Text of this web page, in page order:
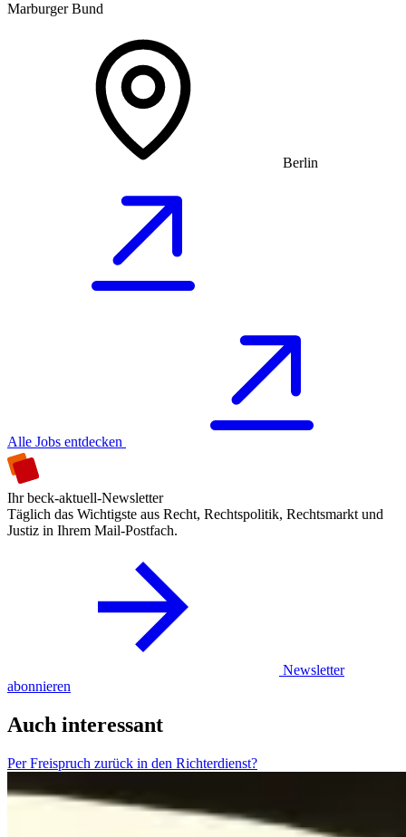
Marburger Bund
Berlin
Alle Jobs entdecken
Ihr beck-aktuell-Newsletter
Täglich das Wichtigste aus Recht, Rechtspolitik, Rechtsmarkt und
Justiz in Ihrem Mail-Postfach.
Newsletter
abonnieren
Auch interessant
Per Freispruch zurück in den Richterdienst?